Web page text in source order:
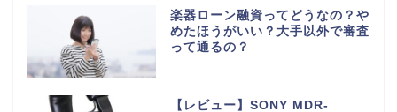
楽器ローン融資ってどうなの？や
めたほうがいい？大手以外で審査
って通るの？
【レビュー】SONY MDR-